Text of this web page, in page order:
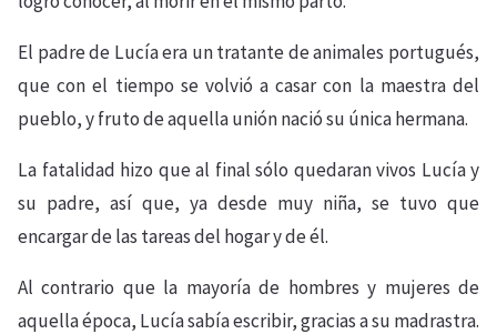
El padre de Lucía era un tratante de animales portugués,
que con el tiempo se volvió a casar con la maestra del
pueblo, y fruto de aquella unión nació su única hermana.
La fatalidad hizo que al final sólo quedaran vivos Lucía y
su padre, así que, ya desde muy niña, se tuvo que
encargar de las tareas del hogar y de él.
Al contrario que la mayoría de hombres y mujeres de
aquella época, Lucía sabía escribir, gracias a su madrastra.